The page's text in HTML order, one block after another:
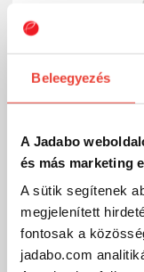
Beleegyezés
A Jadabo
és más marketing
A sütik segítenek
megjelenített
fontosak a
jadabo.com